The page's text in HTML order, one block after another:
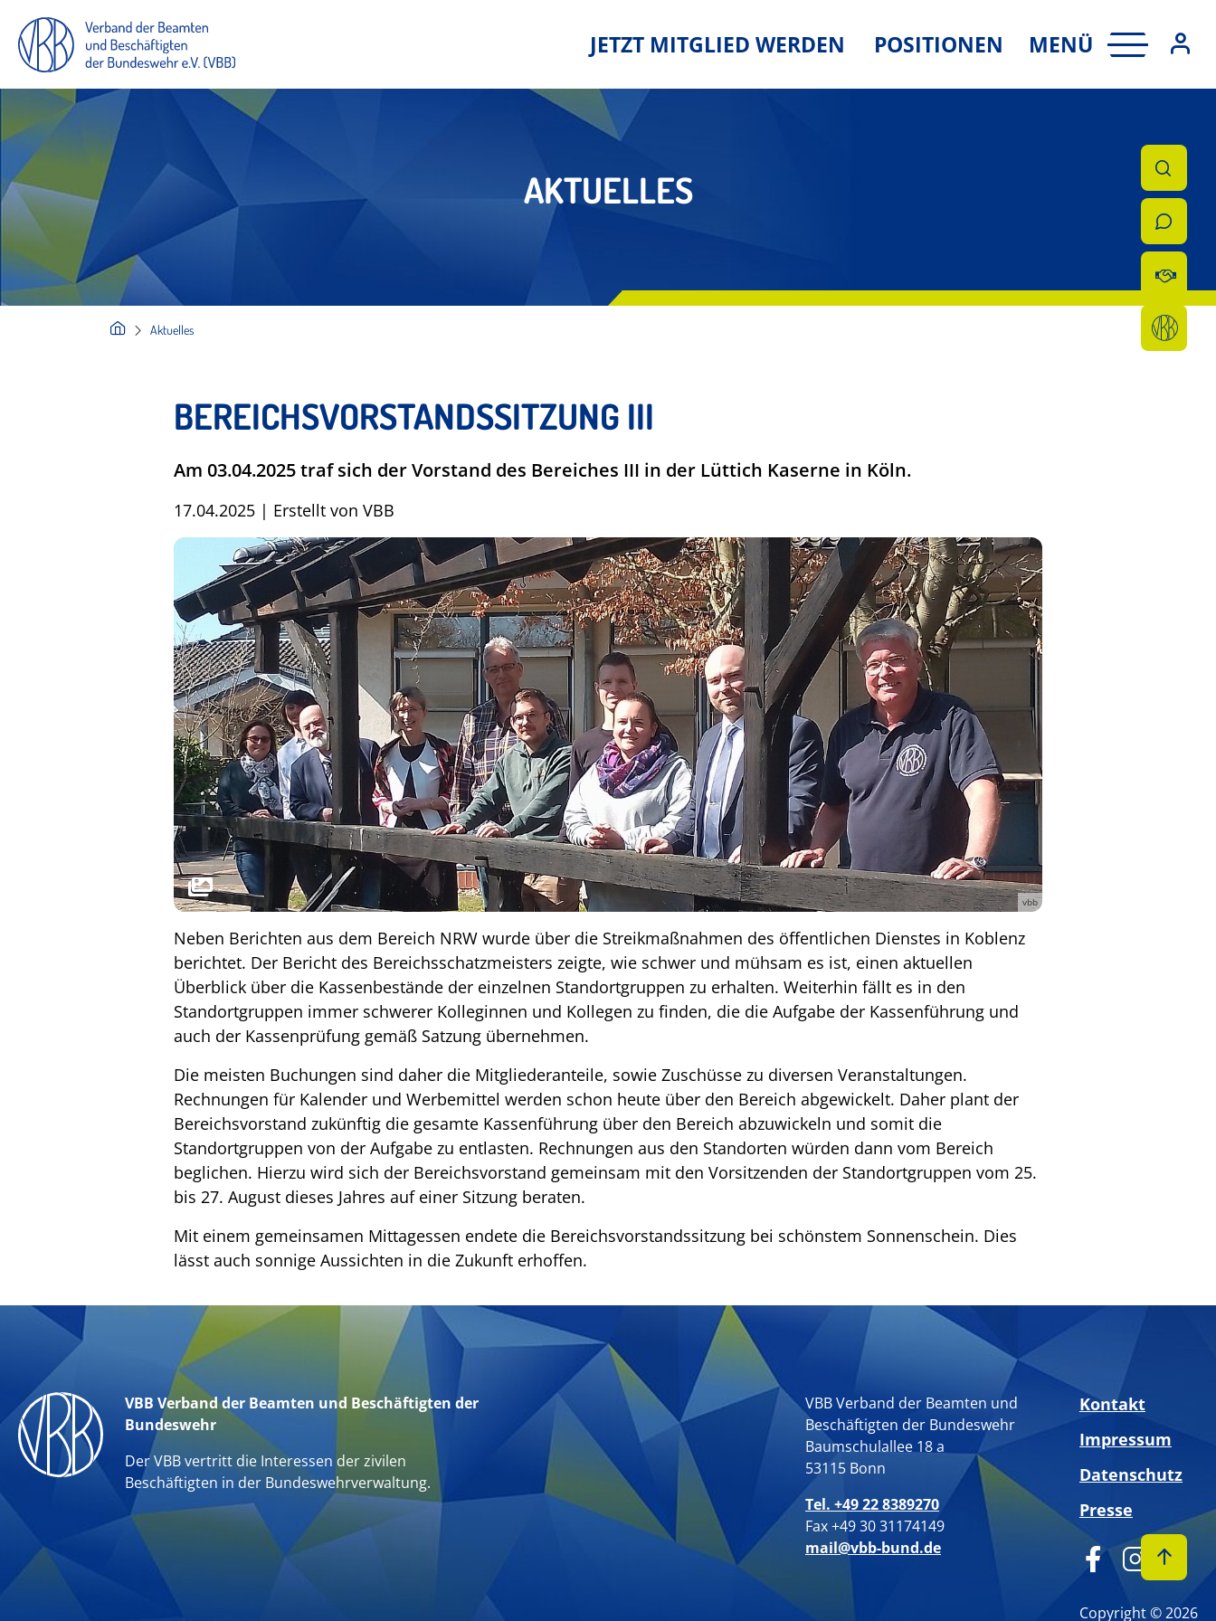
JETZT MITGLIED WERDEN POSITIONEN MENÜ
AKTUELLES
Aktuelles
BEREICHSVORSTANDSSITZUNG III
Am 03.04.2025 traf sich der Vorstand des Bereiches III in der Lüttich Kaserne in Köln.
17.04.2025 | Erstellt von VBB
vbb
Neben Berichten aus dem Bereich NRW wurde über die Streikmaßnahmen des öffentlichen Dienstes in Koblenz
berichtet. Der Bericht des Bereichsschatzmeisters zeigte, wie schwer und mühsam es ist, einen aktuellen
Überblick über die Kassenbestände der einzelnen Standortgruppen zu erhalten. Weiterhin fällt es in den
Standortgruppen immer schwerer Kolleginnen und Kollegen zu finden, die die Aufgabe der Kassenführung und
auch der Kassenprüfung gemäß Satzung übernehmen.
Die meisten Buchungen sind daher die Mitgliederanteile, sowie Zuschüsse zu diversen Veranstaltungen.
Rechnungen für Kalender und Werbemittel werden schon heute über den Bereich abgewickelt. Daher plant der
Bereichsvorstand zukünftig die gesamte Kassenführung über den Bereich abzuwickeln und somit die
Standortgruppen von der Aufgabe zu entlasten. Rechnungen aus den Standorten würden dann vom Bereich
beglichen. Hierzu wird sich der Bereichsvorstand gemeinsam mit den Vorsitzenden der Standortgruppen vom 25.
bis 27. August dieses Jahres auf einer Sitzung beraten.
Mit einem gemeinsamen Mittagessen endete die Bereichsvorstandssitzung bei schönstem Sonnenschein. Dies
lässt auch sonnige Aussichten in die Zukunft erhoffen.
VBB Verband der Beamten und Beschäftigten der
Bundeswehr
Der VBB vertritt die Interessen der zivilen
Beschäftigten in der Bundeswehrverwaltung.
VBB Verband der Beamten und
Beschäftigten der Bundeswehr
Baumschulallee 18 a
53115 Bonn
Tel. +49 22 8389270
Fax +49 30 31174149
mail@vbb-bund.de
Kontakt
Impressum
Datenschutz
Presse
Copyright © 2026